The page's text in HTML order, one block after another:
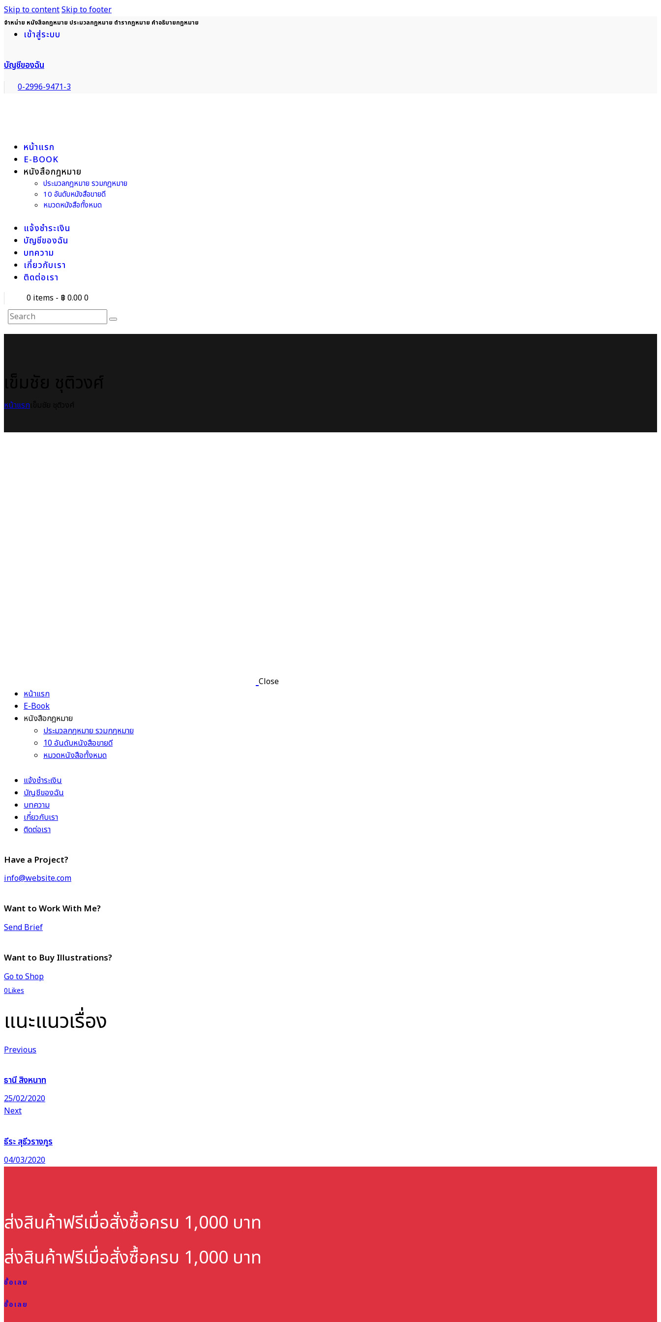
Skip to contentSkip to footer
จำหน่าย หนังสือกฎหมาย ประมวลกฎหมาย ตำรากฎหมาย คำอธิบายกฎหมาย
เข้าสู่ระบบ
บัญชีของฉัน
0-2996-9471-3
หน้าแรก
E-BOOK
หนังสือกฎหมาย
ประมวลกฎหมาย รวมกฎหมาย
10 อันดับหนังสือขายดี
หมวดหนังสือทั้งหมด
แจ้งชำระเงิน
บัญชีของฉัน
บทความ
เกี่ยวกับเรา
ติดต่อเรา
0 items - ฿ 0.000
หน้าแรก
Close
หน้าแรก
E-Book
หนังสือกฎหมาย
ประมวลกฎหมาย รวมกฎหมาย
10 อันดับหนังสือขายดี
หมวดหนังสือทั้งหมด
แจ้งชำระเงิน
บัญชีของฉัน
บทความ
เกี่ยวกับเรา
ติดต่อเรา
Have a Project?
info@website.com
Want to Work With Me?
Send Brief
Want to Buy Illustrations?
Go to Shop
0Likes
แนะแนวเรื่อง
Previous
ธานี สิงหนาท
25/02/2020
Next
ธีระ สุธีวรางกูร
04/03/2020
ส่งสินค้าฟรีเมื่อสั่งซื้อครบ 1,000 บาท
ส่งสินค้าฟรีเมื่อสั่งซื้อครบ 1,000 บาท
ซื้อเลย
ซื้อเลย